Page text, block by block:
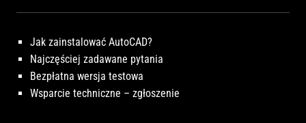
Jak zainstalować AutoCAD?
Najczęściej zadawane pytania
Bezpłatna wersja testowa
Wsparcie techniczne – zgłoszenie